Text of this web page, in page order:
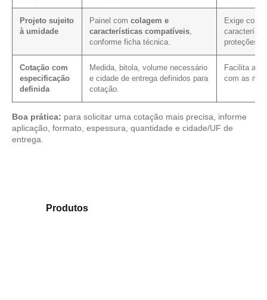
Projeto sujeito
à umidade
Painel com colagem e
características compatíveis
conforme ficha técnica.
Exige
proteções
Cotação com
especificação
definida
Medida, bitola, volume necessário
e cidade de entrega definidos para
cotação.
Facilita a
com as
Boa prática: para solicitar uma cotação mais precisa, informe
aplicação, formato, espessura, quantidade e cidade/UF de
entrega.
Produtos